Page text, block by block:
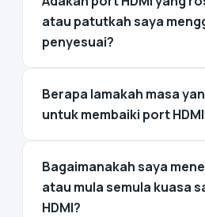
atau patutkah saya
penyesuai?
Berapa lamakah masa
untuk membaiki port
Bagaimanakah saya
atau mula semula kuasa
HDMI?